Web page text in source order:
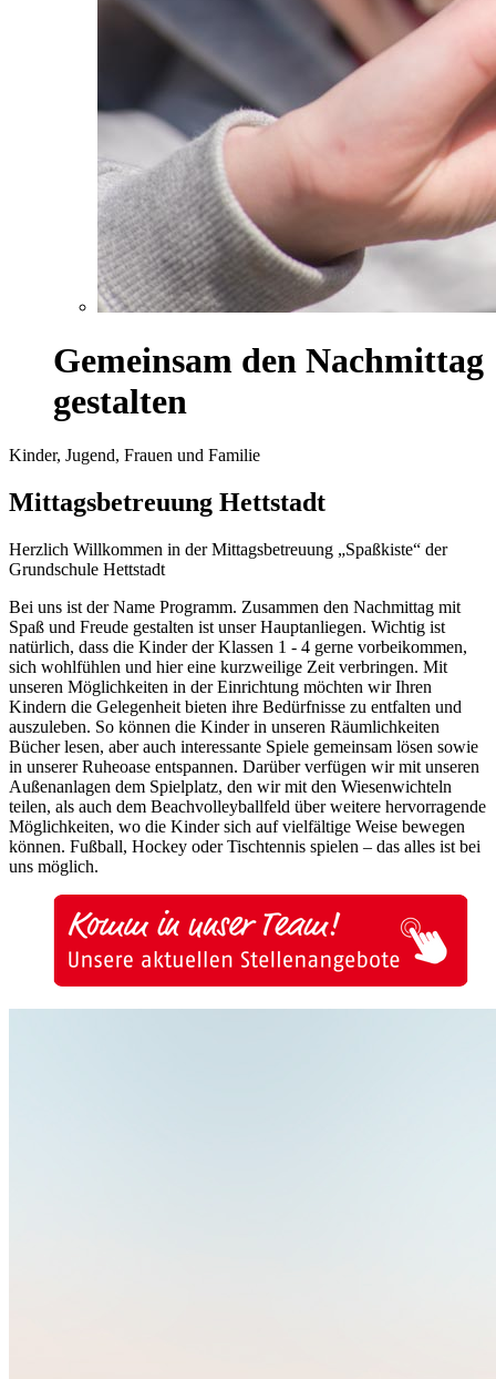
Gemeinsam den Nachmittag
gestalten
Kinder, Jugend, Frauen und Familie
Mittagsbetreuung Hettstadt
Herzlich Willkommen in der Mittagsbetreuung „Spaßkiste“ der
Grundschule Hettstadt
Bei uns ist der Name Programm. Zusammen den Nachmittag mit
Spaß und Freude gestalten ist unser Hauptanliegen. Wichtig ist
natürlich, dass die Kinder der Klassen 1 - 4 gerne vorbeikommen,
sich wohlfühlen und hier eine kurzweilige Zeit verbringen. Mit
unseren Möglichkeiten in der Einrichtung möchten wir Ihren
Kindern die Gelegenheit bieten ihre Bedürfnisse zu entfalten und
auszuleben. So können die Kinder in unseren Räumlichkeiten
Bücher lesen, aber auch interessante Spiele gemeinsam lösen sowie
in unserer Ruheoase entspannen. Darüber verfügen wir mit unseren
Außenanlagen dem Spielplatz, den wir mit den Wiesenwichteln
teilen, als auch dem Beachvolleyballfeld über weitere hervorragende
Möglichkeiten, wo die Kinder sich auf vielfältige Weise bewegen
können. Fußball, Hockey oder Tischtennis spielen – das alles ist bei
uns möglich.